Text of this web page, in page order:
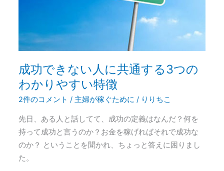
成功できない人に共通する3つの
わかりやすい特徴
2件のコメント / 主婦が稼ぐために / りりちこ
先日、ある人と話してて、成功の定義はなんだ？何を
持って成功と言うのか？お金を稼げればそれで成功な
のか？ ということを聞かれ、ちょっと答えに困りまし
た。
す
3
つ
の
か
り
や
す